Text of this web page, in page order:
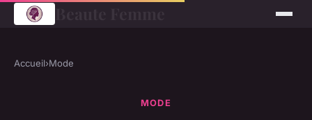
Accueil›Mode
MODE